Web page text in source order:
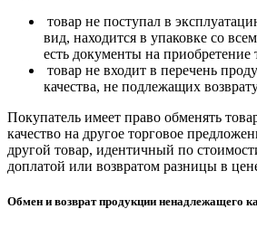
товар не поступал в
вид, находится в упаковке со
есть документы на приобретение
товар не входит в перечень
качества, не подлежащих
Покупатель имеет право обменять
качество на другое торговое
другой товар, идентичный по
доплатой или возвратом разницы в
Обмен и возврат продукции ненадлежащего